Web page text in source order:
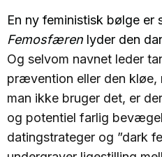
En ny feministisk bølge er
Femosfæren lyder den
Og selvom navnet leder
prævention eller den kløe,
man ikke bruger det, er
og potentiel farlig
datingstrateger og ”dark